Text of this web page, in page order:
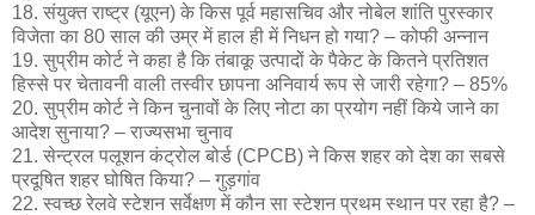
18. संयुक्त राष्ट्र (यूएन) के किस पूर्व महासचिव और नोबेल शांति पुरस्कार
विजेता का 80 साल की उम्र में हाल ही में निधन हो गया? – कोफी अन्नान
19. सुप्रीम कोर्ट ने कहा है कि तंबाकू उत्पादों के पैकेट के कितने प्रतिशत
हिस्से पर चेतावनी वाली तस्वीर छापना अनिवार्य रूप से जारी रहेगा? – 85%
20. सुप्रीम कोर्ट ने किन चुनावों के लिए नोटा का प्रयोग नहीं किये जाने का
आदेश सुनाया? – राज्यसभा चुनाव
21. सेन्ट्रल पलूशन कंट्रोल बोर्ड (CPCB) ने किस शहर को देश का सबसे
प्रदूषित शहर घोषित किया? – गुड़गांव
22. स्वच्छ रेलवे स्टेशन सर्वेक्षण में कौन सा स्टेशन प्रथम स्थान पर रहा है? –